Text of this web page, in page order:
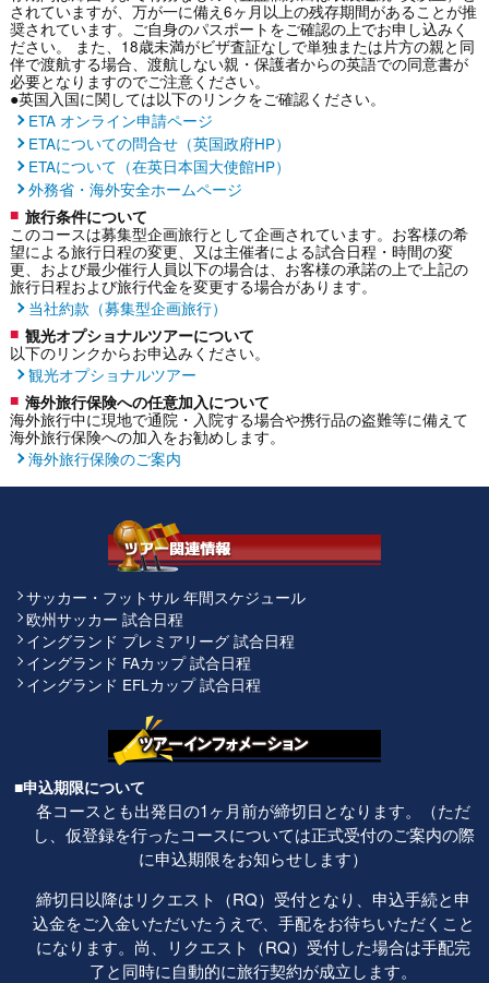
されていますが、万が一に備え6ヶ月以上の残存期間があることが推
奨されています。ご自身のパスポートをご確認の上でお申し込みく
ださい。 また、18歳未満がビザ査証なしで単独または片方の親と同
伴で渡航する場合、渡航しない親・保護者からの英語での同意書が
必要となりますのでご注意ください。
●英国入国に関しては以下のリンクをご確認ください。
ETA オンライン申請ページ
ETAについての問合せ（英国政府HP）
ETAについて（在英日本国大使館HP）
外務省・海外安全ホームページ
旅行条件について
このコースは募集型企画旅行として企画されています。お客様の希
望による旅行日程の変更、又は主催者による試合日程・時間の変
更、および最少催行人員以下の場合は、お客様の承諾の上で上記の
旅行日程および旅行代金を変更する場合があります。
当社約款（募集型企画旅行）
観光オプショナルツアーについて
以下のリンクからお申込みください。
観光オプショナルツアー
海外旅行保険への任意加入について
海外旅行中に現地で通院・入院する場合や携行品の盗難等に備えて
海外旅行保険への加入をお勧めします。
海外旅行保険のご案内
サッカー・フットサル 年間スケジュール
欧州サッカー 試合日程
イングランド プレミアリーグ 試合日程
イングランド FAカップ 試合日程
イングランド EFLカップ 試合日程
■申込期限について
各コースとも出発日の1ヶ月前が締切日となります。（ただ
し、仮登録を行ったコースについては正式受付のご案内の際
に申込期限をお知らせします）
締切日以降はリクエスト（RQ）受付となり、申込手続と申
込金をご入金いただいたうえで、手配をお待ちいただくこと
になります。尚、リクエスト（RQ）受付した場合は手配完
了と同時に自動的に旅行契約が成立します。